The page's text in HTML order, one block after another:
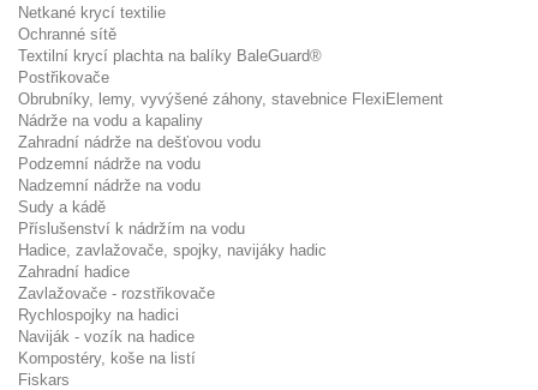
Netkané krycí textilie
Ochranné sítě
Textilní krycí plachta na balíky BaleGuard®
Postřikovače
Obrubníky, lemy, vyvýšené záhony, stavebnice FlexiElement
Nádrže na vodu a kapaliny
Zahradní nádrže na dešťovou vodu
Podzemní nádrže na vodu
Nadzemní nádrže na vodu
Sudy a kádě
Příslušenství k nádržím na vodu
Hadice, zavlažovače, spojky, navijáky hadic
Zahradní hadice
Zavlažovače - rozstřikovače
Rychlospojky na hadici
Naviják - vozík na hadice
Kompostéry, koše na listí
Fiskars